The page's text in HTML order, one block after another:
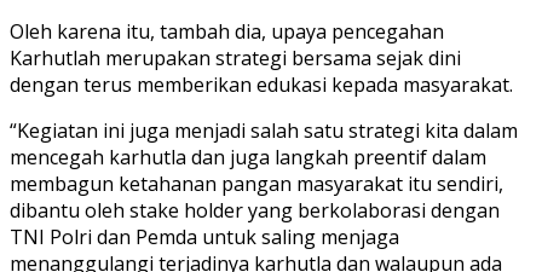
Oleh karena itu, tambah dia, upaya pencegahan
Karhutlah merupakan strategi bersama sejak dini
dengan terus memberikan edukasi kepada masyarakat.
“Kegiatan ini juga menjadi salah satu strategi kita dalam
mencegah karhutla dan juga langkah preentif dalam
membagun ketahanan pangan masyarakat itu sendiri,
dibantu oleh stake holder yang berkolaborasi dengan
TNI Polri dan Pemda untuk saling menjaga
menanggulangi terjadinya karhutla dan walaupun ada